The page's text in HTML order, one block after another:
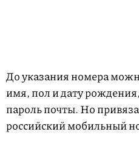
До указания номера
имя, пол и дату
пароль почты. Но
российский мобильный